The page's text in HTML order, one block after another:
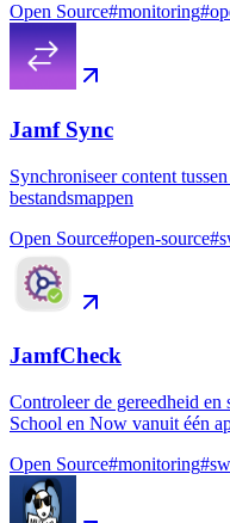
Open Source#monitoring#
Jamf Sync
Synchroniseer content
bestandsmappen
Open Source#open-source#
JamfCheck
Controleer de gereedheid en
School en Now vanuit één
Open Source#monitoring#